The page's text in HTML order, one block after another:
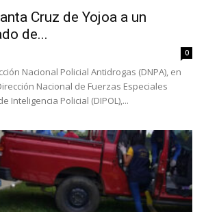
Cruz de Yojoa a un
de...
0
Nacional Policial Antidrogas (DNPA), en
Nacional de Fuerzas Especiales
Inteligencia Policial (DIPOL),...